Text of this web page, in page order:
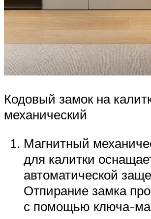
Кодовый замок на
механический
Магнитный
для калитки
автоматической
Отпирание замка
с помощью ключа-